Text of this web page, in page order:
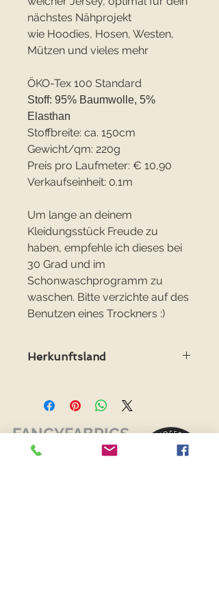
nächstes Nähprojekt
wie Hoodies, Hosen, Westen,
Mützen und vieles mehr
ÖKO-Tex 100 Standard
Stoff: 95% Baumwolle, 5%
Elasthan
Stoffbreite: ca. 150cm
Gewicht/qm: 220g
Preis pro Laufmeter: € 10,90
Verkaufseinheit: 0.1m
Um lange an deinem
Kleidungsstück Freude zu
haben, empfehle ich dieses bei
30 Grad und im
Schonwaschprogramm zu
waschen. Bitte verzichte auf des
Benutzen eines Trockners :)
Herkunftsland
FANCYFABRICS